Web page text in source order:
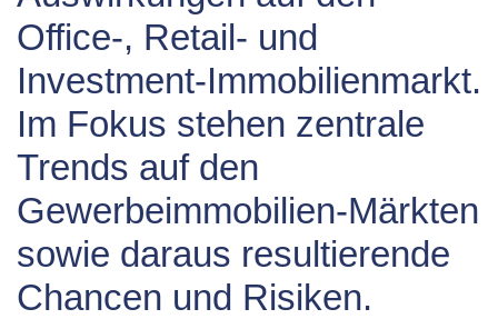
Office-, Retail- und
Investment-Immobilienmarkt.
Im Fokus stehen zentrale
Trends auf den
Gewerbeimmobilien-Märkten
sowie daraus resultierende
Chancen und Risiken.